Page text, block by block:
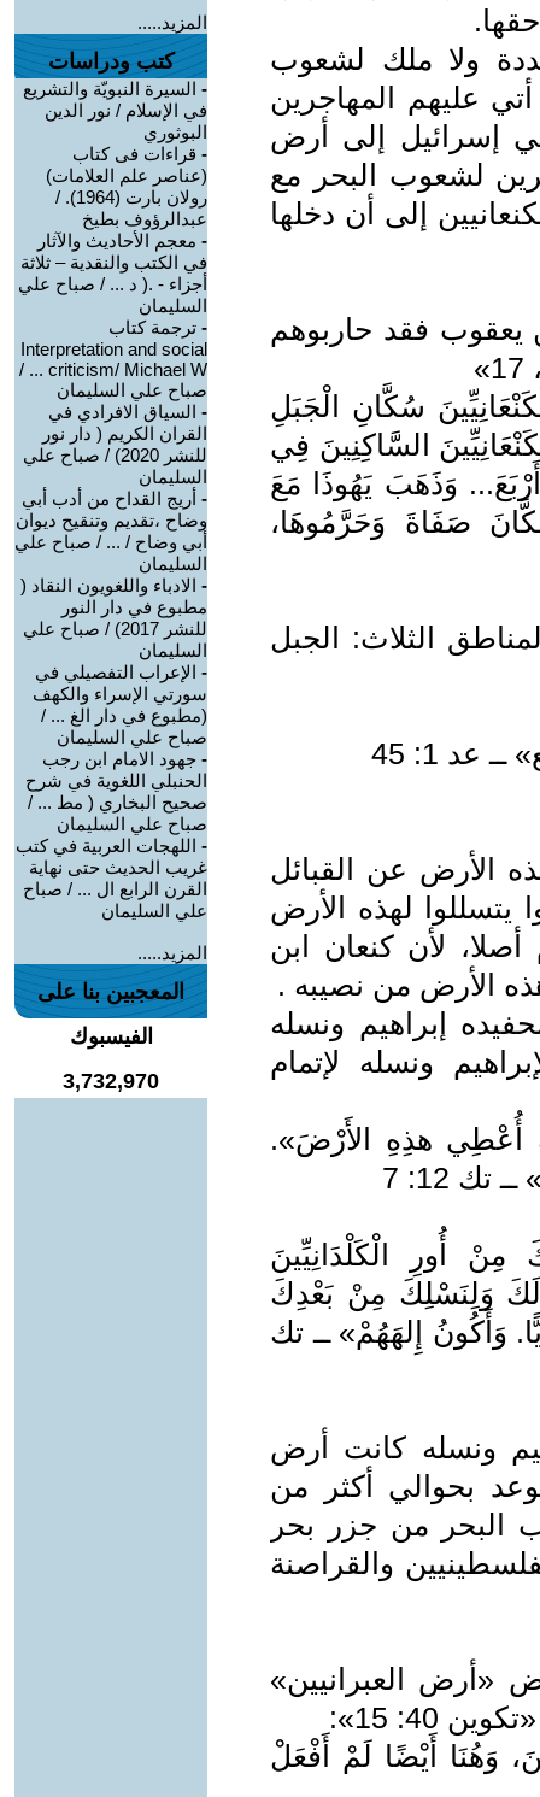
ولا ملك لشعوب
عليهم المهاجرين
إسرائيل إلى أرض
لشعوب البحر مع
إلى أن دخلها
يعقوب فقد حاربوهم
سُكَّانِ الْجَبَلِ
السَّاكِنِينَ فِي
وَذَهَبَ يَهُوذَا مَعَ
صَفَاةَ وَحَرَّمُوهَا،
الثلاث: الجبل
1: 45
الأرض عن القبائل
يتسللوا لهذه الأرض
لأن كنعان ابن
الأرض من نصيبه .
إبراهيم ونسله
ونسله لإتمام
أُعْطِي هذِهِ الأَرْضَ».
12: 7
أُورِ الْكَلْدَانِيِّينَ
لَكَ وَلِنَسْلِكَ مِنْ بَعْدِكَ
وَأَكُونُ إِلهَهُمْ» ــ تك
ونسله كانت أرض
بحوالي أكثر من
من جزر بحر
والقراصنة
«أرض العبرانيين»
15»:
وَهُنَا أَيْضًا لَمْ أَفْعَلْ
المزيد.....
كتب ودراسات
- السيرة النبويّة والتشريع
في الإسلام / نور الدين
البوثوري
- قراءات فى كتاب
(عناصر علم العلامات)
رولان بارت (1964). /
عبدالرؤوف بطيخ
- معجم الأحاديث والآثار
في الكتب والنقدية – ثلاثة
أجزاء - .( د ... / صباح علي
السليمان
- ترجمة كتاب
Interpretation and social
criticism/ Michael W ... /
صباح علي السليمان
- السياق الافرادي في
القران الكريم ( دار نور
للنشر 2020) / صباح علي
السليمان
- أريج القداح من أدب أبي
وضاح ،تقديم وتنقيح ديوان
أبي وضاح / ... / صباح علي
السليمان
- الادباء واللغويون النقاد (
مطبوع في دار النور
للنشر 2017) / صباح علي
السليمان
- الإعراب التفصيلي في
سورتي الإسراء والكهف
(مطبوع في دار الغ ... /
صباح علي السليمان
- جهود الامام ابن رجب
الحنبلي اللغوية في شرح
صحيح البخاري ( مط ... /
صباح علي السليمان
- اللهجات العربية في كتب
غريب الحديث حتى نهاية
القرن الرابع ال ... / صباح
علي السليمان
المزيد.....
المعجبين بنا على
الفيسبوك
3,732,970